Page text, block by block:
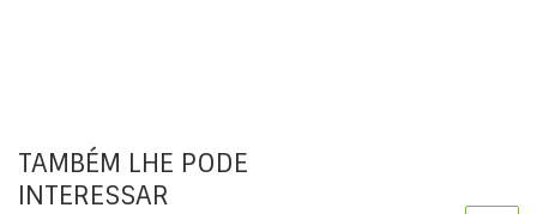
TAMBÉM LHE PODE
INTERESSAR